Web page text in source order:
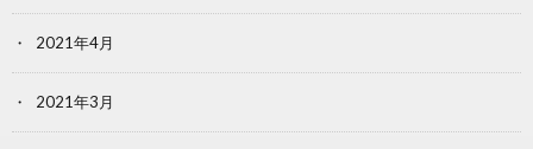
2021年4月
2021年3月